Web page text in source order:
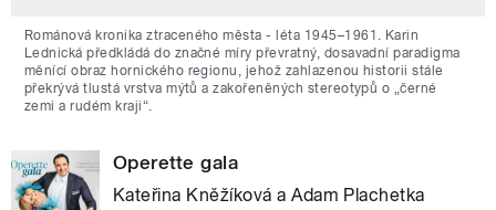
Románová kronika ztraceného města - léta 1945–1961. Karin
Lednická předkládá do značné míry převratný, dosavadní paradigma
měnící obraz hornického regionu, jehož zahlazenou historii stále
překrývá tlustá vrstva mýtů a zakořeněných stereotypů o „černé
zemi a rudém kraji“.
Operette gala
Kateřina Kněžíková a Adam Plachetka